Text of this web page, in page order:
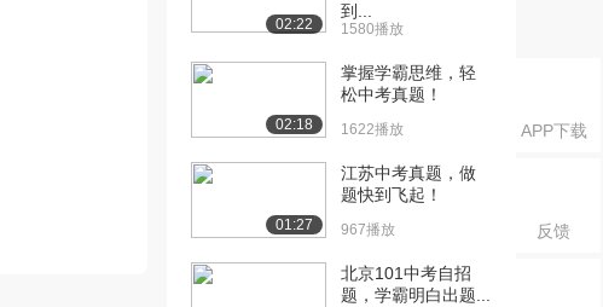
APP下载
反馈
02:22
到...
1580播放
02:18
掌握学霸思维，轻
松中考真题！
1622播放
01:27
江苏中考真题，做
题快到飞起！
967播放
北京101中考自招
题，学霸明白出题...